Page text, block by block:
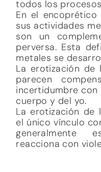
todos los
En el
sus actividades
son un
perversa. Esta
metales se
La erotización de
parecen
incertidumbre
cuerpo y del yo.
La erotización de
el único vínculo
generalmente
reacciona con